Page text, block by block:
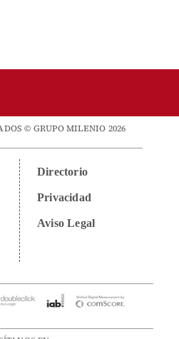
© GRUPO MILENIO 2026
Directorio
Privacidad
Aviso Legal